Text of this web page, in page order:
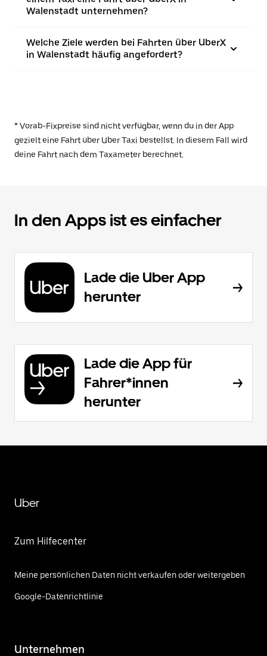
Walenstadt unternehmen?
Welche Ziele werden bei Fahrten über UberX
in Walenstadt häufig angefordert?
* Vorab-Fixpreise sind nicht verfügbar, wenn du in der App
gezielt eine Fahrt über Uber Taxi bestellst. In diesem Fall wird
deine Fahrt nach dem Taxameter berechnet.
In den Apps ist es einfacher
Lade die Uber App
herunter
Lade die App für
Fahrer*innen
herunter
Uber
Zum Hilfecenter
Meine persönlichen Daten nicht verkaufen oder weitergeben
Google-Datenrichtlinie
Unternehmen